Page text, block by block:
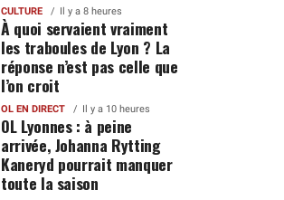
CULTURE Il y a 8 heures
À quoi servaient vraiment
les traboules de Lyon ? La
réponse n’est pas celle que
l’on croit
OL EN DIRECT Il y a 10 heures
OL Lyonnes : à peine
arrivée, Johanna Rytting
Kaneryd pourrait manquer
toute la saison